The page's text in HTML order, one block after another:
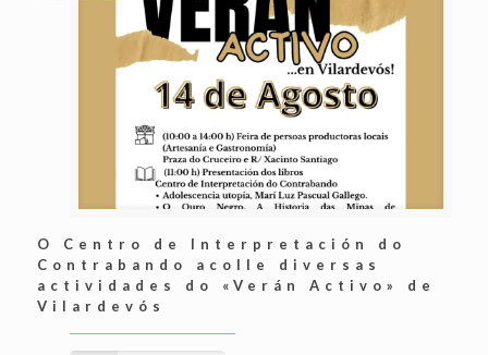
O Centro de Interpretación do
Contrabando acolle diversas
actividades do «Verán Activo» de
Vilardevós